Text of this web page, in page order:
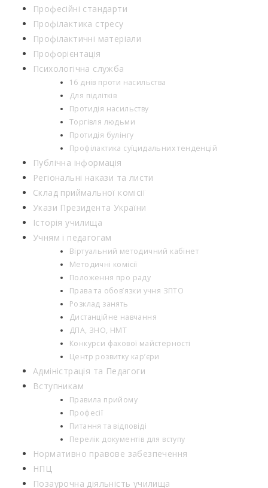
Професійні стандарти
Профілактика стресу
Профілактичні матеріали
Профорієнтація
Психологічна служба
16 днів проти насильства
Для підлітків
Протидія насильству
Торгівля людьми
Протидія булінгу
Профілактика суїцидальних тенденцій
Публічна інформація
Регіональні накази та листи
Склад приймальної комісії
Укази Президента України
Історія училища
Учням і педагогам
Віртуальний методичний кабінет
Методичні комісії
Положення про раду
Права та обов’язки учня ЗПТО
Розклад занять
Дистанційне навчання
ДПА, ЗНО, НМТ
Конкурси фахової майстерності
Центр розвитку кар’єри
Адміністрація та Педагоги
Вступникам
Правила прийому
Професії
Питання та відповіді
Перелік документів для вступу
Нормативно правове забезпечення
НПЦ
Позаурочна діяльність училища